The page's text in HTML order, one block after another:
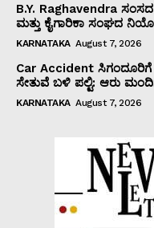
B.Y. Raghavendra ಸಂಸದ
ಮತ್ತು ಕೈಗಾರಿಕಾ ಸಂಘದ
KARNATAKA August 7, 2026
Car Accident
ಸೇತುವೆ ಬಳಿ ಪಲ್ಟಿ: ಆರು
KARNATAKA August 7, 2026